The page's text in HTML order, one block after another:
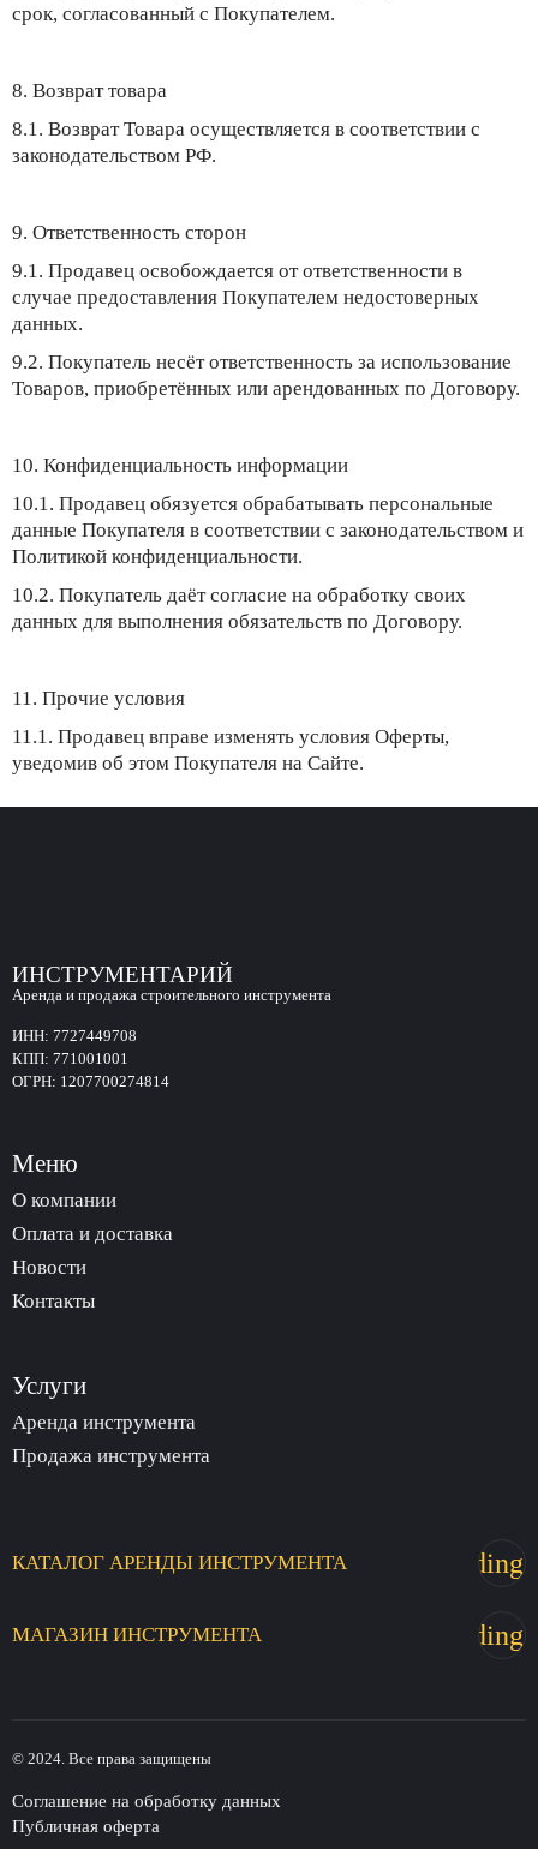
срок, согласованный с Покупателем.
8. Возврат товара
8.1. Возврат Товара осуществляется в соответствии с
законодательством РФ.
9. Ответственность сторон
9.1. Продавец освобождается от ответственности в
случае предоставления Покупателем недостоверных
данных.
9.2. Покупатель несёт ответственность за использование
Товаров, приобретённых или арендованных по Договору.
10. Конфиденциальность информации
10.1. Продавец обязуется обрабатывать персональные
данные Покупателя в соответствии с законодательством и
Политикой конфиденциальности.
10.2. Покупатель даёт согласие на обработку своих
данных для выполнения обязательств по Договору.
11. Прочие условия
11.1. Продавец вправе изменять условия Оферты,
уведомив об этом Покупателя на Сайте.
ИНСТРУМЕНТАРИЙ
Аренда и продажа строительного инструмента
ИНН: 7727449708
КПП: 771001001
ОГРН: 1207700274814
Меню
О компании
Оплата и доставка
Новости
Контакты
Услуги
Аренда инструмента
Продажа инструмента
КАТАЛОГ АРЕНДЫ ИНСТРУМЕНТА
МАГАЗИН ИНСТРУМЕНТА
© 2024. Все права защищены
Соглашение на обработку данных
Публичная оферта